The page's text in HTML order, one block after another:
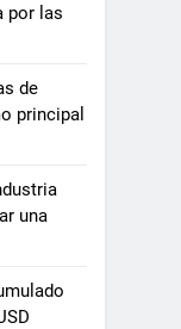
por las
de
principal
una